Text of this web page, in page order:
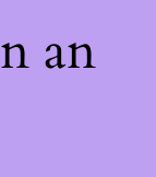
an